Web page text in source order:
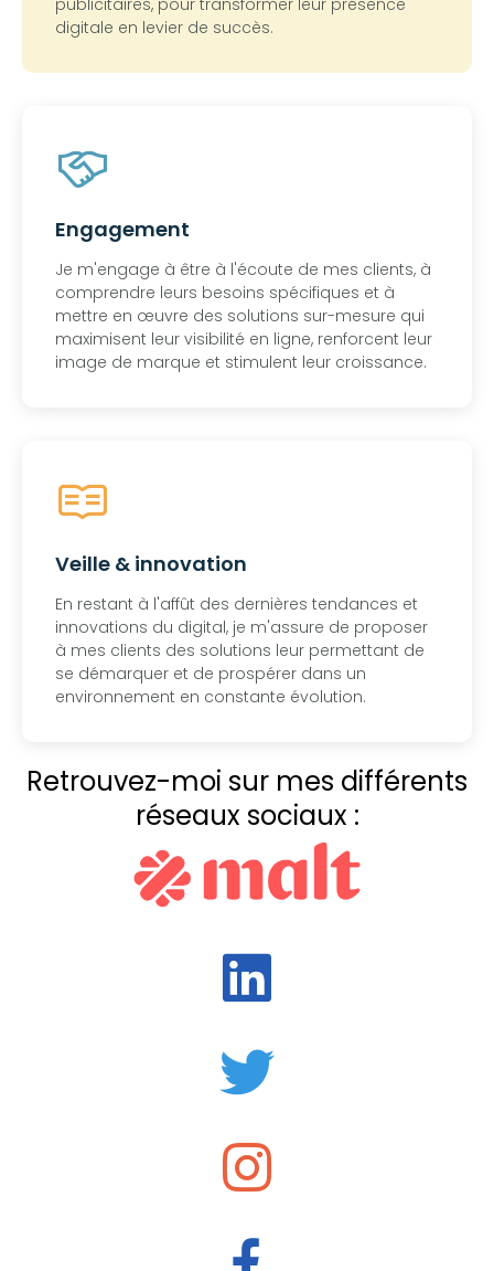
publicitaires, pour transformer leur présence
digitale en levier de succès.
Engagement
Je m'engage à être à l'écoute de mes clients, à
comprendre leurs besoins spécifiques et à
mettre en œuvre des solutions sur-mesure qui
maximisent leur visibilité en ligne, renforcent leur
image de marque et stimulent leur croissance.
Veille & innovation
En restant à l'affût des dernières tendances et
innovations du digital, je m'assure de proposer
à mes clients des solutions leur permettant de
se démarquer et de prospérer dans un
environnement en constante évolution.
Retrouvez-moi sur mes différents
réseaux sociaux :